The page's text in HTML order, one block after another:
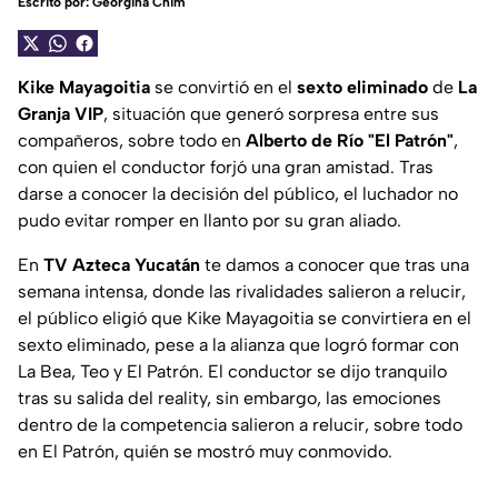
Kike Mayagoitia se convirtió en el sexto eliminado de La
Granja VIP, situación que generó sorpresa entre sus
compañeros, sobre todo en Alberto de Río "El Patrón",
con quien el conductor forjó una gran amistad. Tras
darse a conocer la decisión del público, el luchador no
pudo evitar romper en llanto por su gran aliado.
En TV Azteca Yucatán te damos a conocer que tras una
semana intensa, donde las rivalidades salieron a relucir,
el público eligió que Kike Mayagoitia se convirtiera en el
sexto eliminado, pese a la alianza que logró formar con
La Bea, Teo y El Patrón. El conductor se dijo tranquilo
tras su salida del reality, sin embargo, las emociones
dentro de la competencia salieron a relucir, sobre todo
en El Patrón, quién se mostró muy conmovido.